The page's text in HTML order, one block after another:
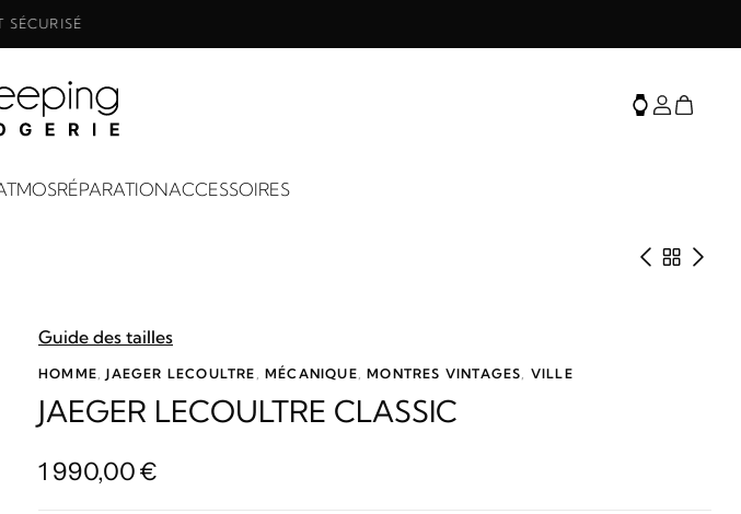
SÉCURISÉ
RÉPARATIONACCESSOIRES
Produit
Guide des tailles
HOMME ,JAEGER LECOULTRE ,MÉCANIQUE ,MONTRES VINTAGES VILLE
JAEGER LECOULTRE CLASSIC
1 990,00€